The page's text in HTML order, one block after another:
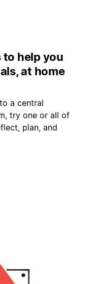
to help you
at home
a central
try one or all of
plan, and